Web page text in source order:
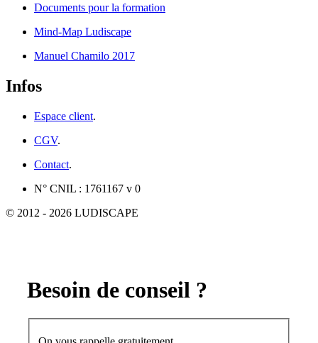
Documents pour la formation
Mind-Map Ludiscape
Manuel Chamilo 2017
Infos
Espace client.
CGV.
Contact.
N° CNIL : 1761167 v 0
© 2012 - 2026 LUDISCAPE
Besoin de conseil ?